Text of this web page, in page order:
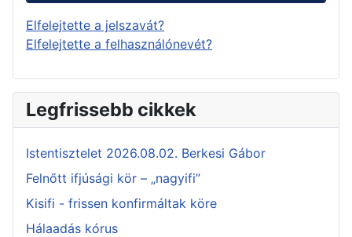
Elfelejtette a jelszavát?
Elfelejtette a felhasználónevét?
Legfrissebb cikkek
Istentisztelet 2026.08.02. Berkesi Gábor
Felnőtt ifjúsági kör – „nagyifi”
Kisifi - frissen konfirmáltak köre
Hálaadás kórus